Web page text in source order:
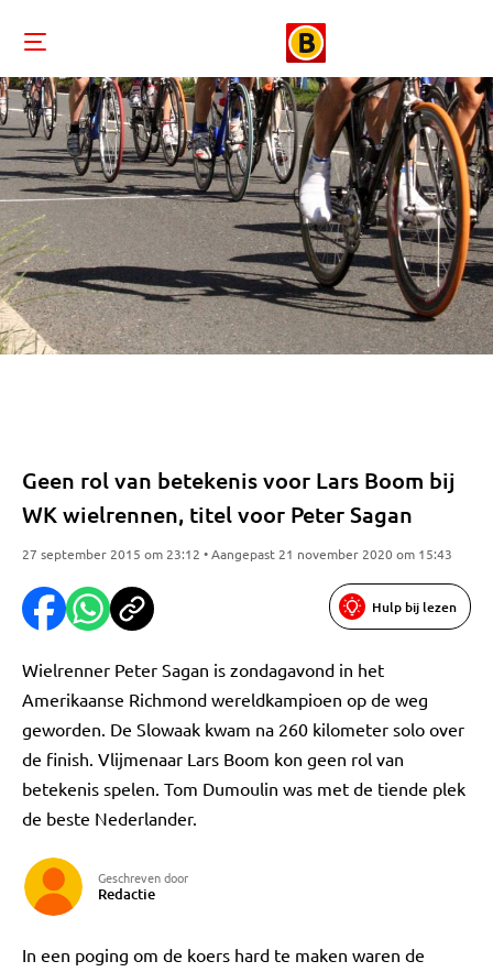
Geen rol van betekenis voor Lars Boom bij
WK wielrennen, titel voor Peter Sagan
27 september 2015 om 23:12 • Aangepast 21 november 2020 om 15:43
Hulp bij lezen
Wielrenner Peter Sagan is zondagavond in het
Amerikaanse Richmond wereldkampioen op de weg
geworden. De Slowaak kwam na 260 kilometer solo over
de finish. Vlijmenaar Lars Boom kon geen rol van
betekenis spelen. Tom Dumoulin was met de tiende plek
de beste Nederlander.
Geschreven door
Redactie
In een poging om de koers hard te maken waren de